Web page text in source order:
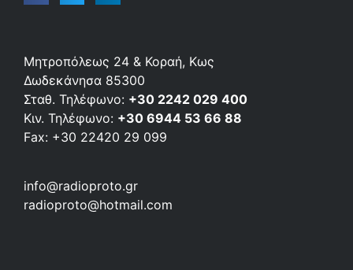
Μητροπόλεως 24 & Κοραή, Κως
Δωδεκάνησα 85300
Σταθ. Τηλέφωνο: +30 2242 029 400
Κιν. Τηλέφωνο: +30 6944 53 66 88
Fax: +30 22420 29 099
info@radioproto.gr
radioproto@hotmail.com